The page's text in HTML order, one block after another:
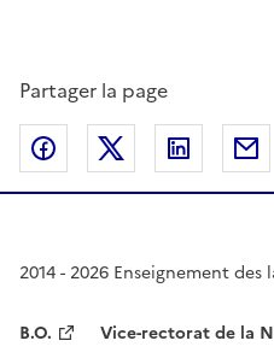
Partager la page
Partager sur Facebook
Partager sur
2014 - 2026 Enseignement des
B.O. Vice-rectorat de la